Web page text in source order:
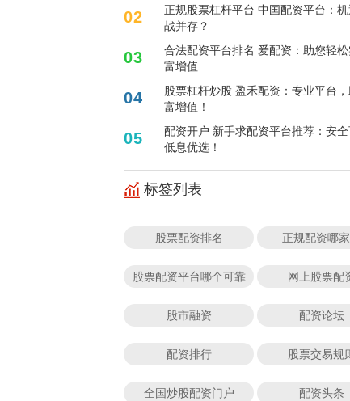
02
正规股票杠杆平台 中国配资平台：
战并存？
03
合法配资平台排名 爱配资：助您轻
富增值
04
股票杠杆炒股 盈禾配资：专业平台
富增值！
05
配资开户 新手求配资平台推荐：安全
低息优选！
标签列表
股票配资排名 正规配资哪
股票配资平台哪个可靠 网上股票配
股市融资 配资论坛
配资排行 股票交易规
全国炒股配资门户 配资头条